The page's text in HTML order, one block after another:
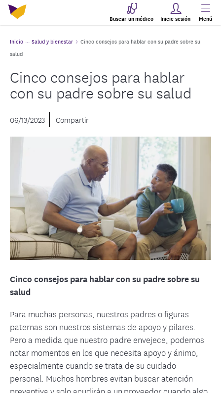
Buscar un médico Inicie sesión Menú
Inicio Salud y bienestar
Cinco consejos para hablar con su padre sobre su
salud
Cinco consejos para hablar
con su padre sobre su salud
06/13/2023 Compartir
Cinco consejos para hablar con su padre sobre su
salud
Para muchas personas, nuestros padres o figuras
paternas son nuestros sistemas de apoyo y pilares.
Pero a medida que nuestro padre envejece, podemos
notar momentos en los que necesita apoyo y ánimo,
especialmente cuando se trata de su cuidado
personal. Muchos hombres evitan buscar atención